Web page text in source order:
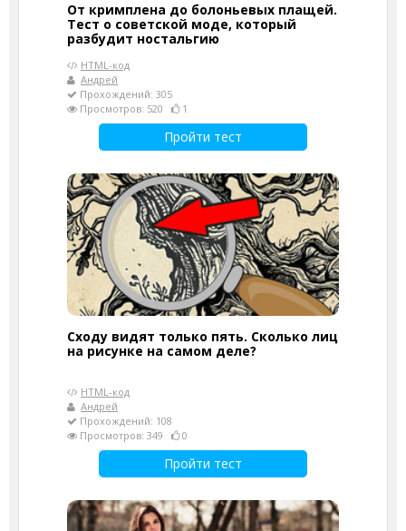
От кримплена до болоньевых плащей.
Тест о советской моде, который
разбудит ностальгию
HTML-код
Андрей
Прохождений: 305
Просмотров: 520
1
Пройти тест
Сходу видят только пять. Сколько лиц
на рисунке на самом деле?
HTML-код
Андрей
Прохождений: 108
Просмотров: 349
0
Пройти тест